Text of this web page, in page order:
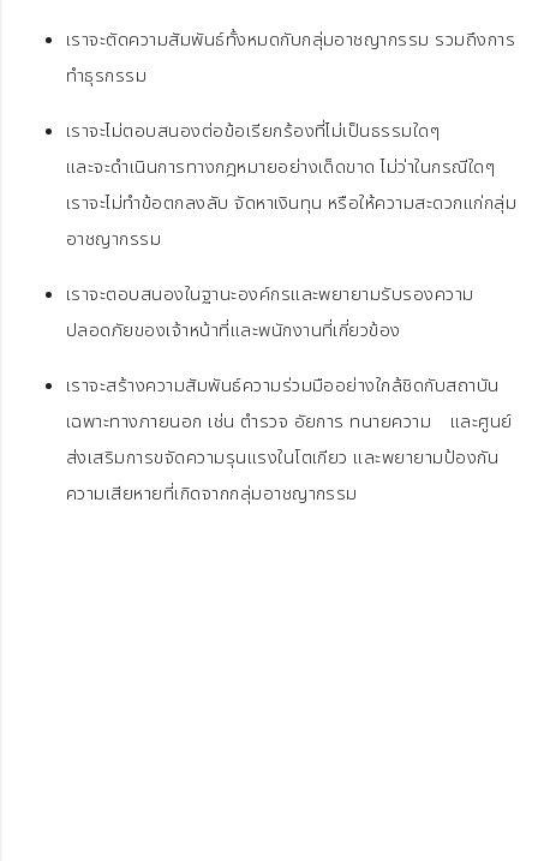
เราจะตัดความสัมพันธ์ทั้งหมดกับกลุ่มอาชญากรรม รวมถึงการ
ทำธุรกรรม
เราจะไม่ตอบสนองต่อข้อเรียกร้องที่ไม่เป็นธรรมใดๆ
และจะดำเนินการทางกฎหมายอย่างเด็ดขาด ไม่ว่าในกรณีใดๆ
เราจะไม่ทำข้อตกลงลับ จัดหาเงินทุน หรือให้ความสะดวกแก่กลุ่ม
อาชญากรรม
เราจะตอบสนองในฐานะองค์กรและพยายามรับรองความ
ปลอดภัยของเจ้าหน้าที่และพนักงานที่เกี่ยวข้อง
เราจะสร้างความสัมพันธ์ความร่วมมืออย่างใกล้ชิดกับสถาบัน
เฉพาะทางภายนอก เช่น ตำรวจ อัยการ ทนายความ และศูนย์
ส่งเสริมการขจัดความรุนแรงในโตเกียว และพยายามป้องกัน
ความเสียหายที่เกิดจากกลุ่มอาชญากรรม